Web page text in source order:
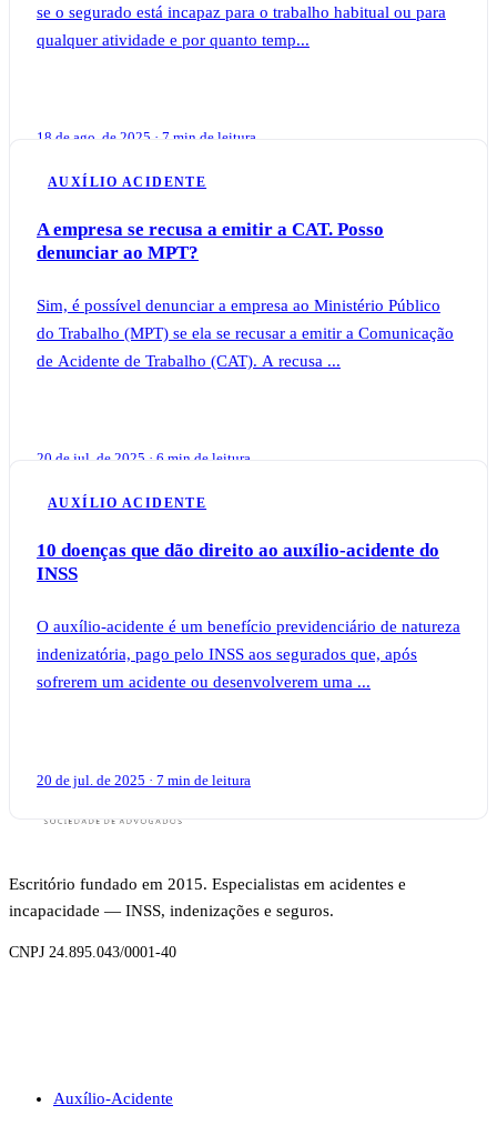
se o segurado está incapaz para o trabalho habitual ou para
qualquer atividade e por quanto temp...
18 de ago. de 2025 · 7 min de leitura
AUXÍLIO ACIDENTE
A empresa se recusa a emitir a CAT. Posso
denunciar ao MPT?
Sim, é possível denunciar a empresa ao Ministério Público
do Trabalho (MPT) se ela se recusar a emitir a Comunicação
de Acidente de Trabalho (CAT). A recusa ...
20 de jul. de 2025 · 6 min de leitura
AUXÍLIO ACIDENTE
10 doenças que dão direito ao auxílio-acidente do
INSS
O auxílio-acidente é um benefício previdenciário de natureza
indenizatória, pago pelo INSS aos segurados que, após
sofrerem um acidente ou desenvolverem uma ...
20 de jul. de 2025 · 7 min de leitura
Escritório fundado em 2015. Especialistas em acidentes e
incapacidade — INSS, indenizações e seguros.
CNPJ 24.895.043/0001-40
Auxílio-Acidente